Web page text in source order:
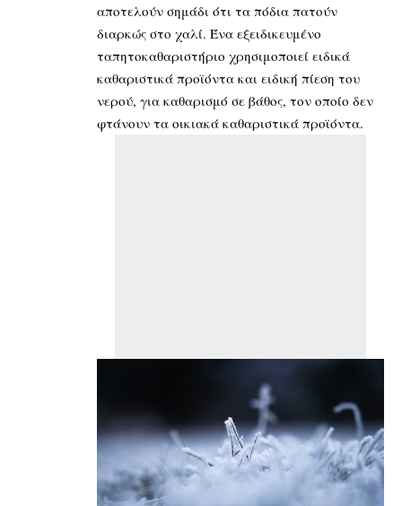
αποτελούν σημάδι ότι τα πόδια πατούν
διαρκώς στο χαλί. Ένα εξειδικευμένο
ταπητοκαθαριστήριο χρησιμοποιεί ειδικά
καθαριστικά προϊόντα και ειδική πίεση του
νερού, για καθαρισμό σε βάθος, τον οποίο δεν
φτάνουν τα οικιακά καθαριστικά προϊόντα.